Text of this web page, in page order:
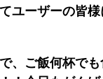
ユーザーの皆様
、ご飯何杯で